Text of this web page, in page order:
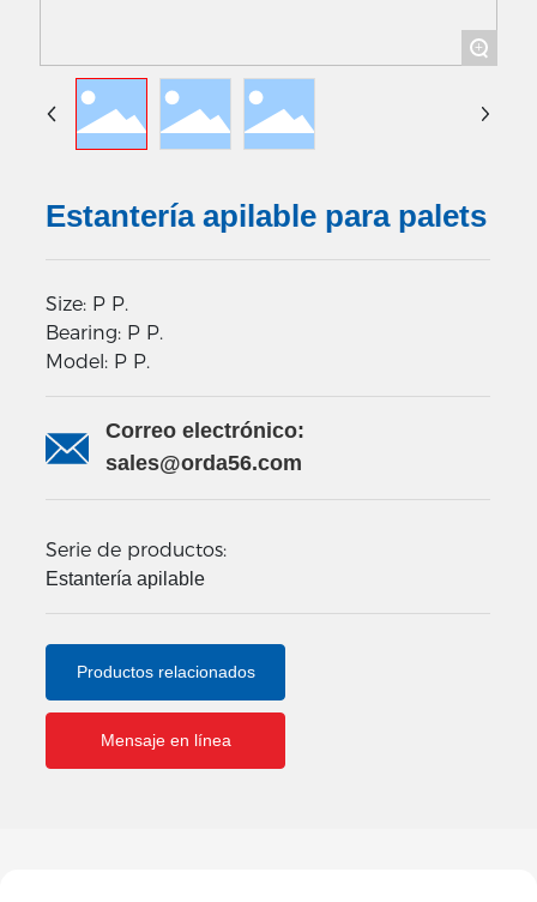
+
Estantería apilable para palets
Size: P P.
Bearing: P P.
Model: P P.
Correo electrónico:
sales@orda56.com
Serie de productos:
Estantería apilable
Productos relacionados
Mensaje en línea